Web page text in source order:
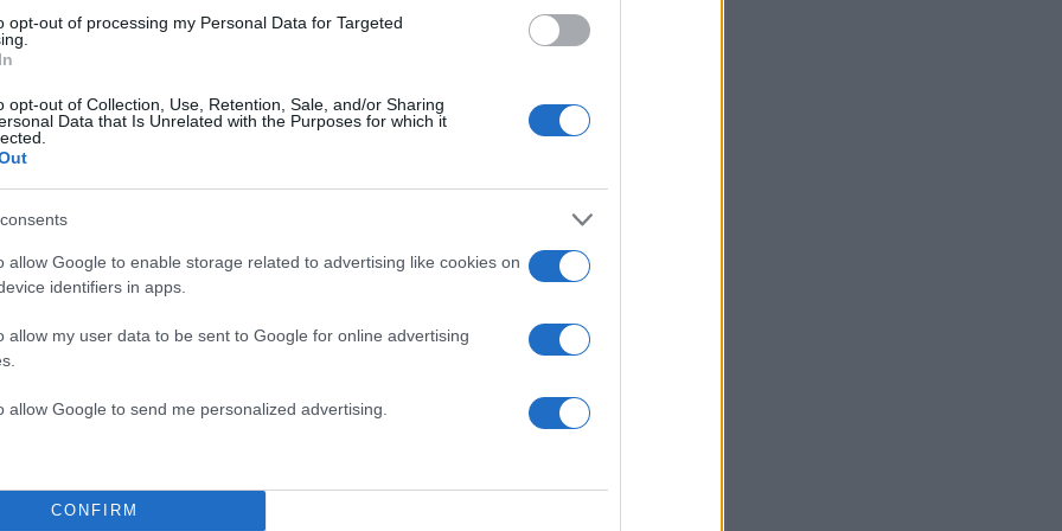
opt-out of processing my Personal Data for Targeted
opt-out of Collection, Use, Retention, Sale, and/or Sharing
Data that Is Unrelated with the Purposes for which it
allow Google to enable storage related to advertising like cookies on
identifiers in apps.
allow my user data to be sent to Google for online advertising
allow Google to send me personalized advertising.
CONFIRM
στα μάτια μίλησε η χήρα
Κερκ
Κερκ, Έρικα, με την οποία ο 31χρονος είχε
για να τον αποχαιρετήσει.
που ήρθατε να τιμήσετε τον Τσάρλι μου. Λίγα μίλια